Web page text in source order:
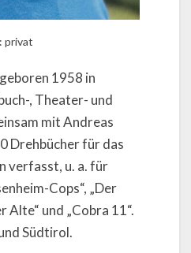
privat
geboren 1958 in
, Theater- und
mit Andreas
Drehbücher für das
verfasst, u. a. für
Cops“, „Der
Alte“ und „Cobra 11“.
Südtirol.